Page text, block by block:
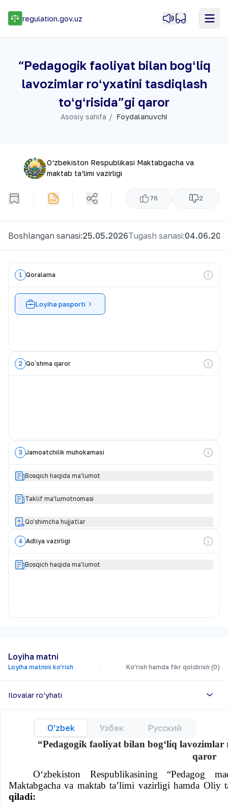
regulation.gov.uz
“Pedagogik faoliyat bilan bogʻliq
lavozimlar roʻyxatini tasdiqlash
toʻgʻrisida”gi qaror
Asosiy sahifa Foydalanuvchi
O‘zbekiston Respublikasi Maktabgacha va
maktab ta‘limi vazirligi
76 2
Boshlangan sanasi:25.05.2026Tugash sanasi:
1 Qoralama
Loyiha pasporti
2 Qo`shma qaror
3 Jamoatchilik muhokamasi
Bosqich haqida ma'lumot
Taklif ma'lumotnomasi
Qo’shimcha hujjatlar
4 Adliya vazirligi
Bosqich haqida ma'lumot
Loyiha matni
Loyiha matnini ko’rish Ko’rish hamda fikr qoldirish (0)
Ilovalar ro’yhati
O'zbek Узбек Русский
“Pedagogik faoliyat bilan bogʻliq lavozimlar
qaror
O‘zbekiston Respublikasining “Pedagog
Maktabgacha va maktab ta’limi vazirligihamda Oliy
qiladi: